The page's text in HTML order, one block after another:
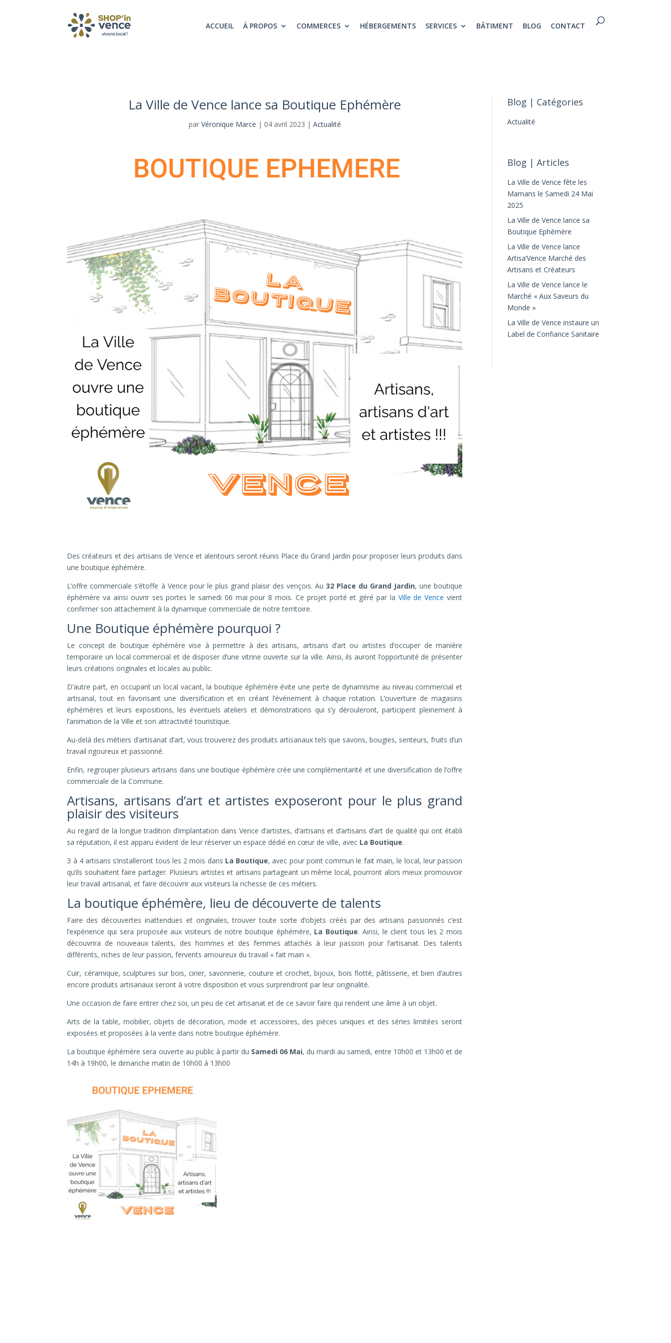
ACCUEIL À PROPOS COMMERCES HÉBERGEMENTS SERVICES BÂTIMENT BLOG CONTACT
La Ville de Vence lance sa Boutique Ephémère
par Véronique Marce | 04 avril 2023 | Actualité
Des créateurs et des artisans de Vence et alentours seront réunis Place du Grand Jardin pour proposer leurs produits dans
une boutique éphémère.
L’offre commerciale s’étoffe à Vence pour le plus grand plaisir des vençois. Au 32 Place du Grand Jardin, une boutique
éphémère va ainsi ouvrir ses portes le samedi 06 mai pour 8 mois. Ce projet porté et géré par la Ville de Vence vient
confirmer son attachement à la dynamique commerciale de notre territoire.
Une Boutique éphémère pourquoi ?
Le concept de boutique éphémère vise à permettre à des artisans, artisans d’art ou artistes d’occuper de manière
temporaire un local commercial et de disposer d’une vitrine ouverte sur la ville. Ainsi, ils auront l’opportunité de présenter
leurs créations originales et locales au public.
D’autre part, en occupant un local vacant, la boutique éphémère évite une perte de dynamisme au niveau commercial et
artisanal, tout en favorisant une diversification et en créant l’événement à chaque rotation. L’ouverture de magasins
éphémères et leurs expositions, les éventuels ateliers et démonstrations qui s’y dérouleront, participent pleinement à
l’animation de la Ville et son attractivité touristique.
Au-delà des métiers d’artisanat d’art, vous trouverez des produits artisanaux tels que savons, bougies, senteurs, fruits d’un
travail rigoureux et passionné.
Enfin, regrouper plusieurs artisans dans une boutique éphémère crée une complémentarité et une diversification de l’offre
commerciale de la Commune.
Artisans, artisans d’art et artistes exposeront pour le plus grand
plaisir des visiteurs
Au regard de la longue tradition d’implantation dans Vence d’artistes, d’artisans et d’artisans d’art de qualité qui ont établi
sa réputation, il est apparu évident de leur réserver un espace dédié en cœur de ville, avec La Boutique.
3 à 4 artisans s’installeront tous les 2 mois dans La Boutique, avec pour point commun le fait main, le local, leur passion
qu’ils souhaitent faire partager. Plusieurs artistes et artisans partageant un même local, pourront alors mieux promouvoir
leur travail artisanal, et faire découvrir aux visiteurs la richesse de ces métiers.
La boutique éphémère, lieu de découverte de talents
Faire des découvertes inattendues et originales, trouver toute sorte d’objets créés par des artisans passionnés c’est
l’expérience qui sera proposée aux visiteurs de notre boutique éphémère, La Boutique. Ainsi, le client tous les 2 mois
découvrira de nouveaux talents, des hommes et des femmes attachés à leur passion pour l’artisanat. Des talents
différents, riches de leur passion, fervents amoureux du travail « fait main ».
Cuir, céramique, sculptures sur bois, cirier, savonnerie, couture et crochet, bijoux, bois flotté, pâtisserie, et bien d’autres
encore produits artisanaux seront à votre disposition et vous surprendront par leur originalité.
Une occasion de faire entrer chez soi, un peu de cet artisanat et de ce savoir faire qui rendent une âme à un objet.
Arts de la table, mobilier, objets de décoration, mode et accessoires, des pièces uniques et des séries limitées seront
exposées et proposées à la vente dans notre boutique éphémère.
La boutique éphémère sera ouverte au public à partir du Samedi 06 Mai, du mardi au samedi, entre 10h00 et 13h00 et de
14h à 19h00, le dimanche matin de 10h00 à 13h00
Blog | Catégories
Actualité
Blog | Articles
La Ville de Vence fête les
Mamans le Samedi 24 Mai
2025
La Ville de Vence lance sa
Boutique Ephémère
La Ville de Vence lance
Artisa’Vence Marché des
Artisans et Créateurs
La Ville de Vence lance le
Marché « Aux Saveurs du
Monde »
La Ville de Vence instaure un
Label de Confiance Sanitaire